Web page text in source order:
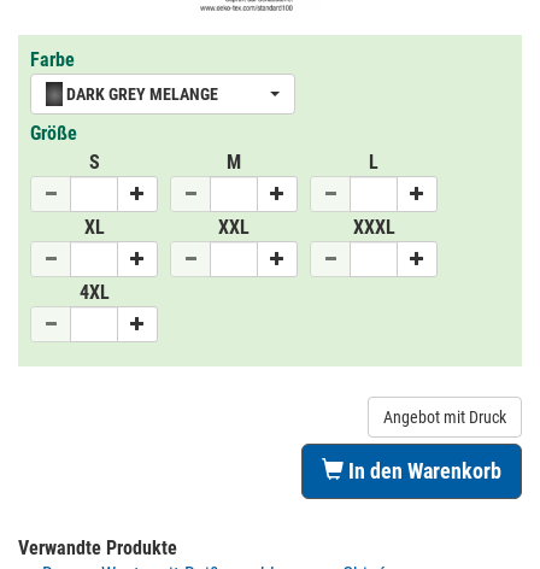
Farbe
DARK GREY MELANGE
Größe
S
M L
XL XXL XXXL
4XL
Angebot mit Druck
In den Warenkorb
Verwandte Produkte